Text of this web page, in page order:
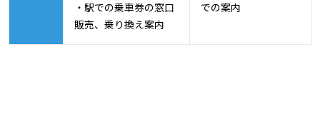
・駅での乗車券の窓口
販売、乗り換え案内
での案内